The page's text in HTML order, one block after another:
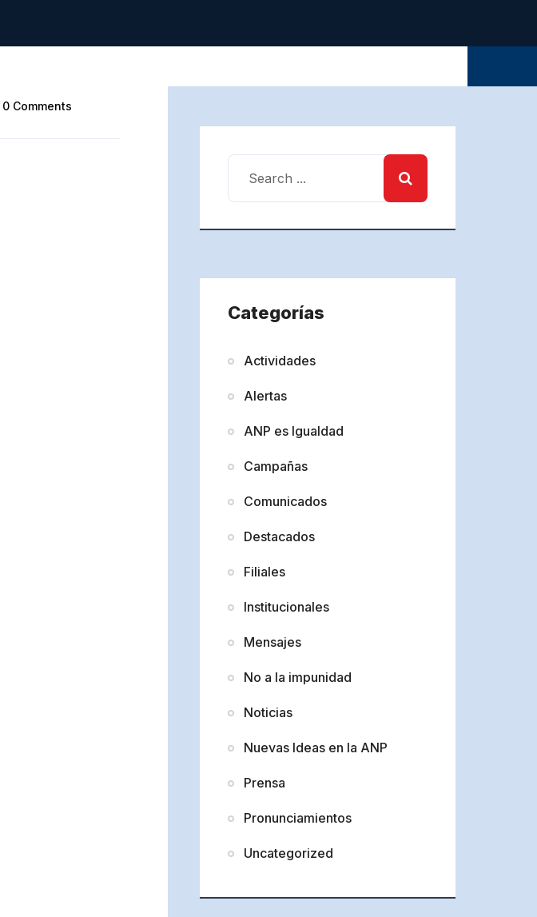
0 Comments
Categorías
Actividades
Alertas
ANP es Igualdad
Campañas
Comunicados
Destacados
Filiales
Institucionales
Mensajes
No a la impunidad
Noticias
Nuevas Ideas en la ANP
Prensa
Pronunciamientos
Uncategorized